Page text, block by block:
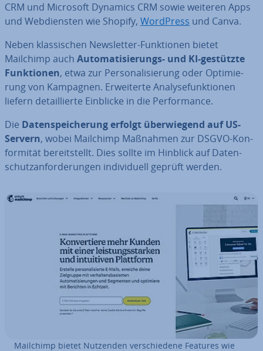
CRM und Microsoft Dynamics CRM sowie weiteren Apps
und Web­diens­ten wie Shopify, WordPress und Canva.
Neben klas­si­schen News­let­ter-Funk­tio­nen bietet
Mailchimp auch Au­to­ma­ti­sie­rungs- und KI-gestützte
Funk­tio­nen, etwa zur Per­so­na­li­sie­rung oder Op­ti­mie­
rung von Kampagnen. Er­wei­ter­te Ana­ly­se­funk­tio­nen
liefern de­tail­lier­te Einblicke in die Per­for­mance.
Die Da­ten­spei­che­rung erfolgt über­wie­gend auf US-
Servern, wobei Mailchimp Maßnahmen zur DSGVO-Kon­
for­mi­tät be­reit­stellt. Dies sollte im Hinblick auf Da­ten­
schutz­an­for­de­run­gen in­di­vi­du­ell geprüft werden.
Mailchimp bietet Nutzenden ver­schie­de­ne Features wie